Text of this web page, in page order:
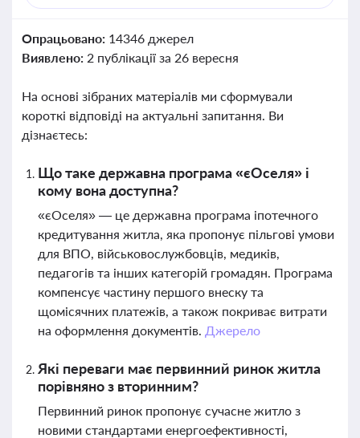
Опрацьовано: 14346 джерел
Виявлено: 2 публікації за 26 вересня
На основі зібраних матеріалів ми сформували
короткі відповіді на актуальні запитання. Ви
дізнаєтесь:
Що таке державна програма «єОселя» і
кому вона доступна?
«єОселя» — це державна програма іпотечного
кредитування житла, яка пропонує пільгові умови
для ВПО, військовослужбовців, медиків,
педагогів та інших категорій громадян. Програма
компенсує частину першого внеску та
щомісячних платежів, а також покриває витрати
на оформлення документів. Джерело
Які переваги має первинний ринок житла
порівняно з вторинним?
Первинний ринок пропонує сучасне житло з
новими стандартами енергоефективності,